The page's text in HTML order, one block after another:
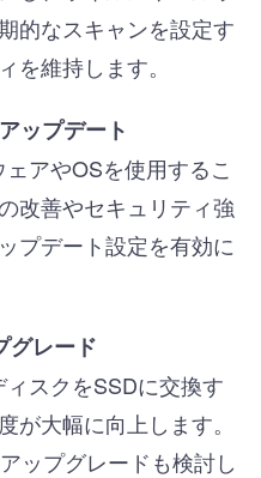
的なスキャンを設定す
を維持します。
ップデート
アやOSを使用するこ
改善やセキュリティ強
プデート設定を有効に
グレード
スクをSSDに交換す
が大幅に向上します。
ップグレードも検討し